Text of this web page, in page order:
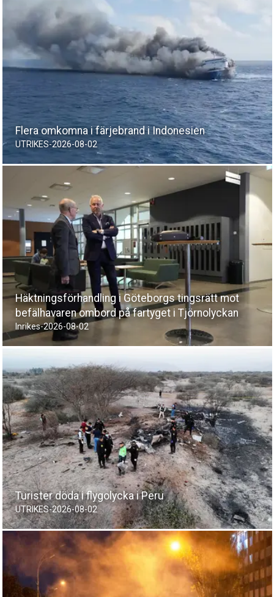
Flera omkomna i färjebrand i Indonesien
UTRIKES-2026-08-02
Häktningsförhandling i Göteborgs tingsrätt mot
befälhavaren ombord på fartyget i Tjörnolyckan
Inrikes-2026-08-02
Turister döda i flygolycka i Peru
UTRIKES-2026-08-02